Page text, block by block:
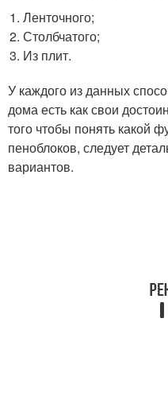
Ленточного;
Столбчатого;
Из плит.
У каждого из данных
дома есть как свои
того чтобы понять какой
пеноблоков, следует
вариантов.